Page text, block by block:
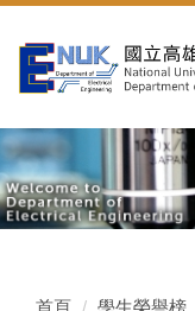
到
內
容
區